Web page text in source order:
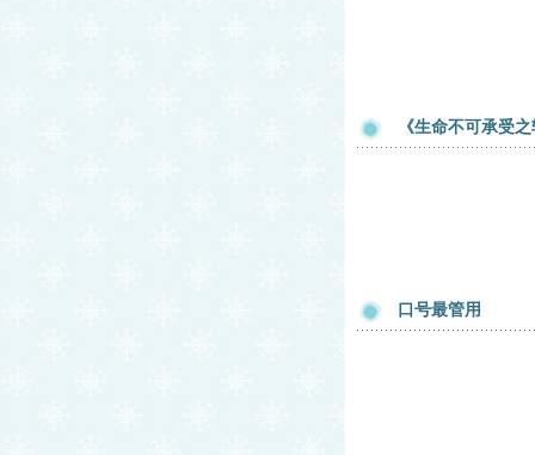
《生命不可承受
口号最管用